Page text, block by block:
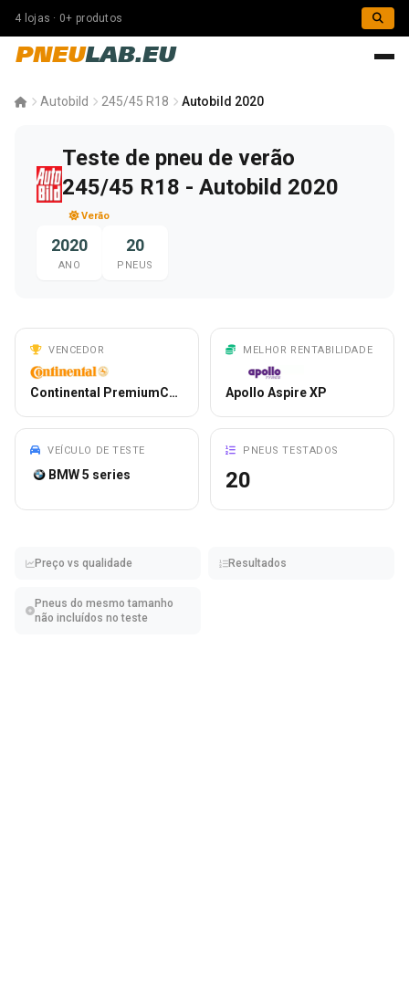
4 lojas · 0+ produtos
PNEULAB.EU
Autobild 245/45 R18 Autobild 2020
Teste de pneu de verão
245/45 R18 - Autobild 2020
Verão
2020
ANO
20
PNEUS
VENCEDOR
Continental PremiumContact 6
MELHOR RENTABILIDADE
Apollo Aspire XP
VEÍCULO DE TESTE
BMW 5 series
PNEUS TESTADOS
20
Preço vs qualidade Resultados
Pneus do mesmo tamanho
não incluídos no teste